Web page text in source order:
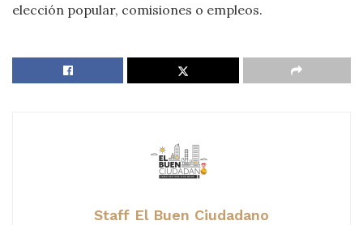
elección popular, comisiones o empleos.
Staff El Buen Ciudadano